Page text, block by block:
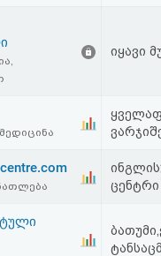
იყავი
ცენტრი